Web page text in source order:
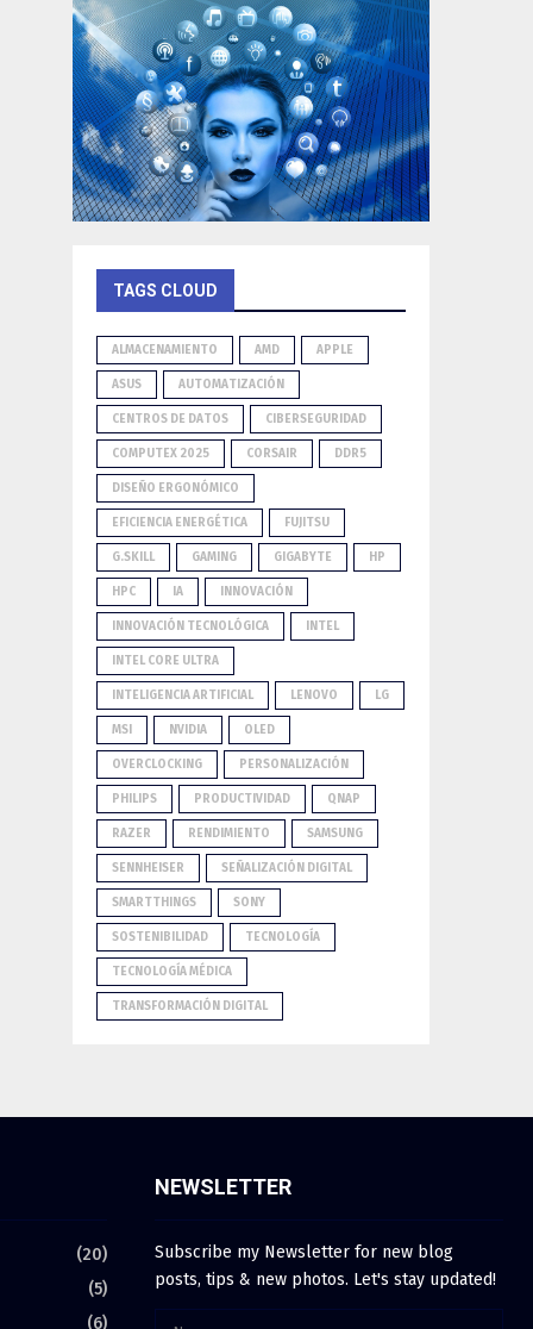
TAGS CLOUD
ALMACENAMIENTO AMD APPLE
ASUS AUTOMATIZACIÓN
CENTROS DE DATOS CIBERSEGURIDAD
COMPUTEX 2025 CORSAIR DDR5
DISEÑO ERGONÓMICO
EFICIENCIA ENERGÉTICA FUJITSU
G.SKILL GAMING GIGABYTE HP
HPC IA INNOVACIÓN
INNOVACIÓN TECNOLÓGICA INTEL
INTEL CORE ULTRA
INTELIGENCIA ARTIFICIAL LENOVO LG
MSI NVIDIA OLED
OVERCLOCKING PERSONALIZACIÓN
PHILIPS PRODUCTIVIDAD QNAP
RAZER RENDIMIENTO SAMSUNG
SENNHEISER SEÑALIZACIÓN DIGITAL
SMARTTHINGS SONY
SOSTENIBILIDAD TECNOLOGÍA
TECNOLOGÍA MÉDICA
TRANSFORMACIÓN DIGITAL
(20)
(5)
(6)
NEWSLETTER
Subscribe my Newsletter for new blog
posts, tips & new photos. Let's stay updated!